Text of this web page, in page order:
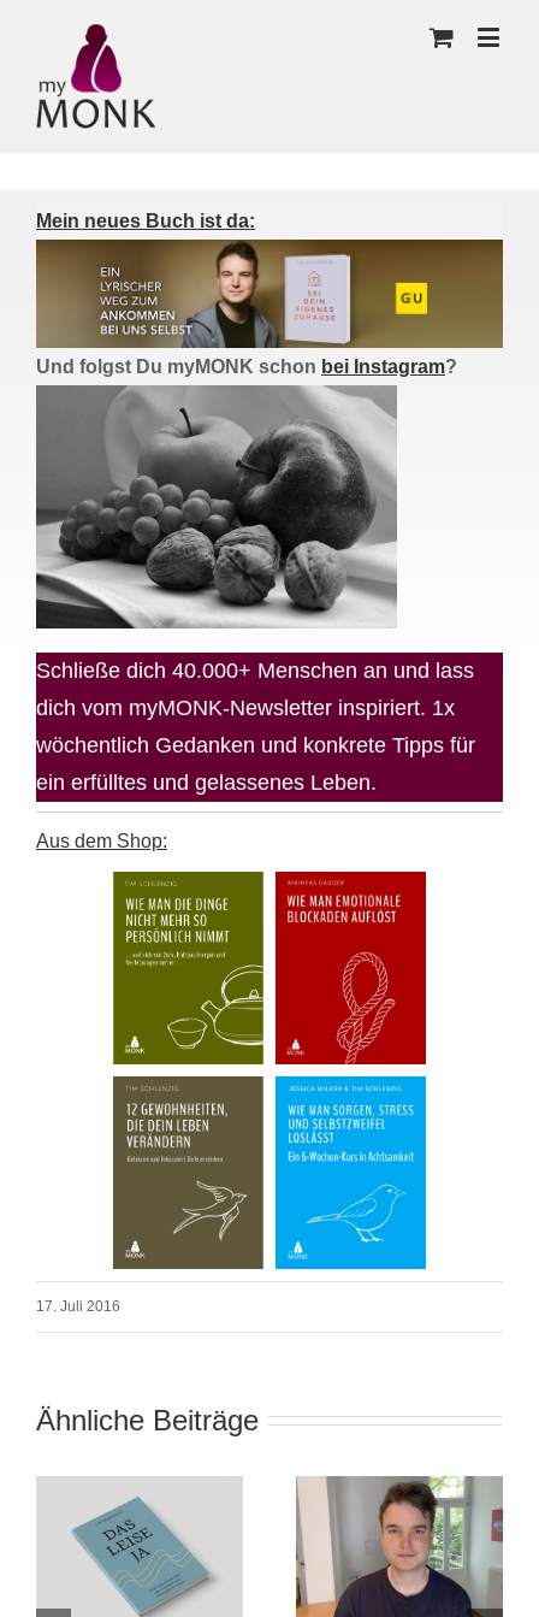
Mein neues Buch ist da:
Und folgst Du myMONK schon bei Instagram?
Schließe dich 40.000+ Menschen an und lass
dich vom myMONK-Newsletter inspiriert. 1x
wöchentlich Gedanken und konkrete Tipps für
ein erfülltes und gelassenes Leben.
Aus dem Shop:
17. Juli 2016
Ähnliche Beiträge